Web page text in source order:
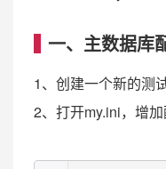
一、主数据库
1、创建一个新的测
2、打开my.ini，增